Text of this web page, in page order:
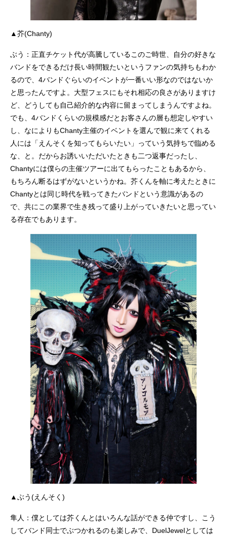
▲芥(Chanty)
ぶう：正直チケット代が高騰しているこのご時世、自分の好きな
バンドをできるだけ長い時間観たいというファンの気持ちもわか
るので、4バンドぐらいのイベントが一番いい形なのではないか
と思ったんですよ。大型フェスにもそれ相応の良さがありますけ
ど、どうしても自己紹介的な内容に留まってしまうんですよね。
でも、4バンドくらいの規模感だとお客さんの層も想定しやすい
し、なによりもChanty主催のイベントを選んで観に来てくれる
人には「えんそくを知ってもらいたい」っていう気持ちで臨める
な、と。だからお誘いいただいたときも二つ返事だったし、
Chantyには僕らの主催ツアーに出てもらったこともあるから、
もちろん断るはずがないというかね。芥くんを軸に考えたときに
Chantyとは同じ時代を戦ってきたバンドという意識があるの
で、共にこの業界で生き残って盛り上がっていきたいと思ってい
る存在でもあります。
▲ぶう(えんそく)
隼人：僕としては芥くんとはいろんな話ができる仲ですし、こう
してバンド同士でぶつかれるのも楽しみで、DuelJewelとしては